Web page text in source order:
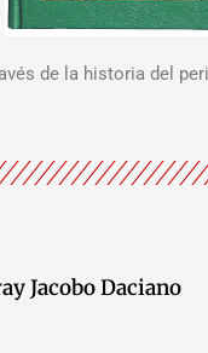
de la historia del
Jacobo Daciano